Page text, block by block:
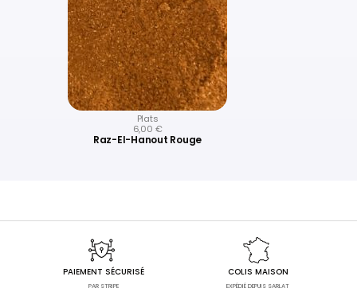
Plats
6,00 €
Raz-El-Hanout Rouge
PAIEMENT SÉCURISÉ
PAR STRIPE
COLIS MAISON
EXPÉDIÉ DEPUIS SARLAT